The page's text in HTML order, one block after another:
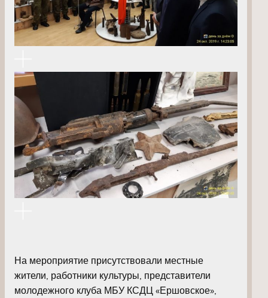
На мероприятие присутствовали местные
жители, работники культуры, представители
молодежного клуба МБУ КСДЦ «Ершовское»,